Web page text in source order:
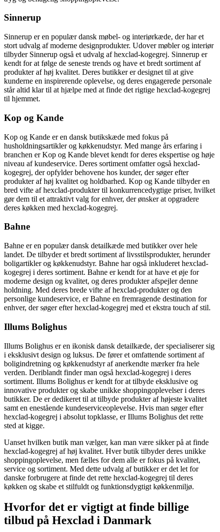
Sinnerup
Sinnerup er en populær dansk møbel- og interiørkæde, der har et
stort udvalg af moderne designprodukter. Udover møbler og interiør
tilbyder Sinnerup også et udvalg af hexclad-kogegrej. Sinnerup er
kendt for at følge de seneste trends og have et bredt sortiment af
produkter af høj kvalitet. Deres butikker er designet til at give
kunderne en inspirerende oplevelse, og deres engagerede personale
står altid klar til at hjælpe med at finde det rigtige hexclad-kogegrej
til hjemmet.
Kop og Kande
Kop og Kande er en dansk butikskæde med fokus på
husholdningsartikler og køkkenudstyr. Med mange års erfaring i
branchen er Kop og Kande blevet kendt for deres ekspertise og høje
niveau af kundeservice. Deres sortiment omfatter også hexclad-
kogegrej, der opfylder behovene hos kunder, der søger efter
produkter af høj kvalitet og holdbarhed. Kop og Kande tilbyder en
bred vifte af hexclad-produkter til konkurrencedygtige priser, hvilket
gør dem til et attraktivt valg for enhver, der ønsker at opgradere
deres køkken med hexclad-kogegrej.
Bahne
Bahne er en populær dansk detailkæde med butikker over hele
landet. De tilbyder et bredt sortiment af livsstilsprodukter, herunder
boligartikler og køkkenudstyr. Bahne har også inkluderet hexclad-
kogegrej i deres sortiment. Bahne er kendt for at have et øje for
moderne design og kvalitet, og deres produkter afspejler denne
holdning. Med deres brede vifte af hexclad-produkter og den
personlige kundeservice, er Bahne en fremragende destination for
enhver, der søger efter hexclad-kogegrej med et ekstra touch af stil.
Illums Bolighus
Illums Bolighus er en ikonisk dansk detailkæde, der specialiserer sig
i eksklusivt design og luksus. De fører et omfattende sortiment af
boligindretning og køkkenudstyr af anerkendte mærker fra hele
verden. Deriblandt finder man også hexclad-kogegrej i deres
sortiment. Illums Bolighus er kendt for at tilbyde eksklusive og
innovative produkter og skabe unikke shoppingoplevelser i deres
butikker. De er dedikeret til at tilbyde produkter af højeste kvalitet
samt en enestående kundeserviceoplevelse. Hvis man søger efter
hexclad-kogegrej i absolut topklasse, er Illums Bolighus det rette
sted at kigge.
Uanset hvilken butik man vælger, kan man være sikker på at finde
hexclad-kogegrej af høj kvalitet. Hver butik tilbyder deres unikke
shoppingoplevelse, men fælles for dem alle er fokus på kvalitet,
service og sortiment. Med dette udvalg af butikker er det let for
danske forbrugere at finde det rette hexclad-kogegrej til deres
køkken og skabe et stilfuldt og funktionsdygtigt køkkenmiljø.
Hvorfor det er vigtigt at finde billige
tilbud på Hexclad i Danmark